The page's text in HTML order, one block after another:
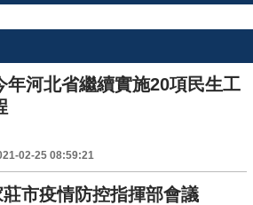
年河北省繼續實施20項民生工
02-25 08:59:21
市疫情防控指揮部會議